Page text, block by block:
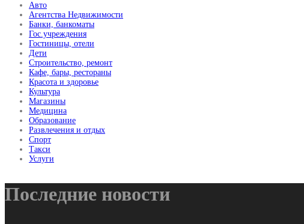
Авто
Агентства Недвижимости
Банки, банкоматы
Гос.учреждения
Гостиницы, отели
Дети
Строительство, ремонт
Кафе, бары, рестораны
Красота и здоровье
Культура
Магазины
Медицина
Образование
Развлечения и отдых
Спорт
Такси
Услуги
Последние новости